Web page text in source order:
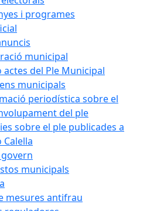
i programes
municipal
actes del Ple Municipal
municipals
periodística sobre el
del ple
sobre el ple publicades a
Calella
govern
municipals
mesures antifrau